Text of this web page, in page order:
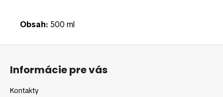
Obsah: 500 ml
Z
Informácie pre vás
Kontakty